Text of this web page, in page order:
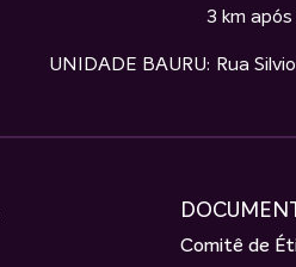
3 km
UNIDADE BAURU: Rua
Comitê de